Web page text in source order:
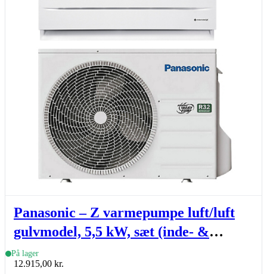
Panasonic – Z varmepumpe luft/luft
gulvmodel, 5,5 kW, sæt (inde- &
udedel.)
På lager
12.915,00 kr.